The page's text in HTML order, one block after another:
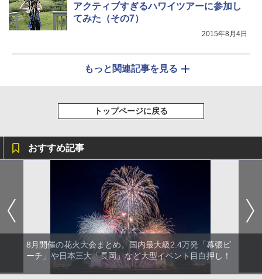
アクティブすぎるハワイツアーに参加し
てみた（その7）
2015年8月4日
もっと関連記事を見る
トップページに戻る
おすすめ記事
8月開催の花火大会まとめ。国内最大級2.4万発「幕張ビ
ーチ」や日本三大「長岡」など大型イベント目白押し！